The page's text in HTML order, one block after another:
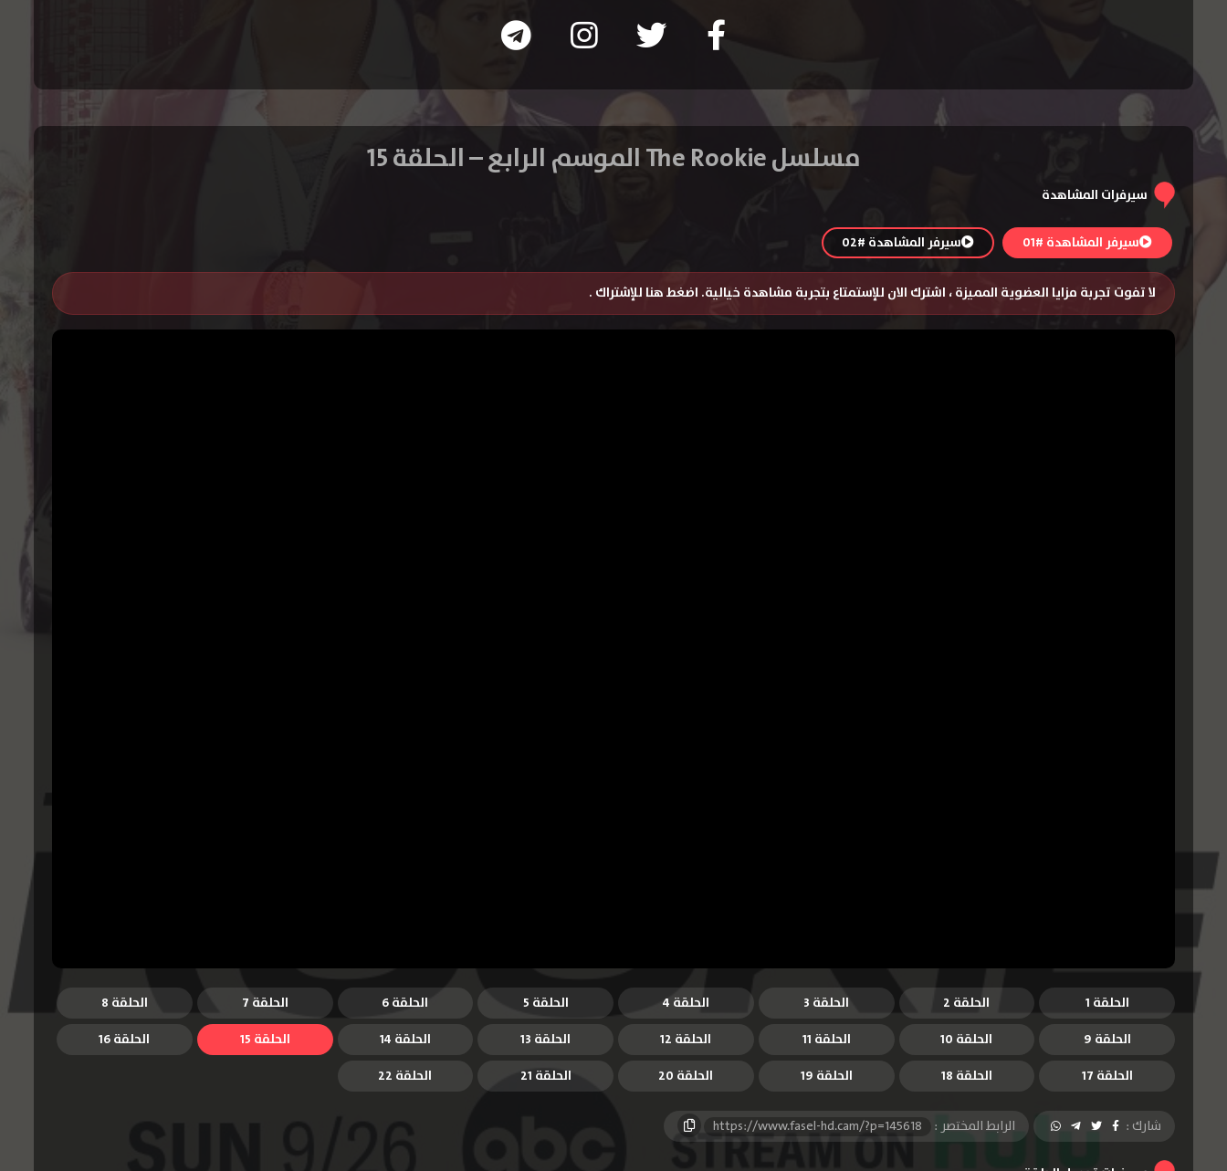
مسلسل The Rookie الموسم الرابع – الحلقة 15
سيرفرات المشاهدة
سيرفر المشاهدة #01 سيرفر المشاهدة #02
لا تفوت تجربة مزايا العضوية المميزة ، اشترك الان للإستمتاع بتجربة مشاهدة خيالية. اضغط هنا للإشتراك .
الحلقة 1 الحلقة 2 الحلقة 3 الحلقة 4 الحلقة 5 الحلقة 6 الحلقة 7
الحلقة 8
الحلقة 9
الحلقة 10 الحلقة 11 الحلقة 12 الحلقة 13 الحلقة 14 الحلقة 15
الحلقة 16
الحلقة 17
الحلقة 18 الحلقة 19 الحلقة 20 الحلقة 21 الحلقة 22
شارك : الرابط المختصر : https://www.fasel-hd.cam/?p=145618